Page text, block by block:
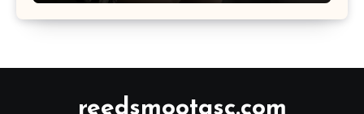
reedsmootasc.com